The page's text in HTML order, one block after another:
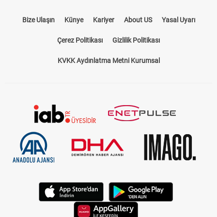
Künye Kariyer About US
Çerez Politikası Gizlilik Politikası